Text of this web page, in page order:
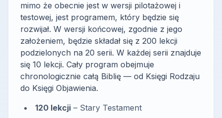
mimo że obecnie jest w wersji pilotażowej i
testowej, jest programem, który będzie się
rozwijał. W wersji końcowej, zgodnie z jego
założeniem, będzie składał się z 200 lekcji
podzielonych na 20 serii. W każdej serii znajduje
się 10 lekcji. Cały program obejmuje
chronologicznie całą Biblię — od Księgi Rodzaju
do Księgi Objawienia.
120 lekcji – Stary Testament